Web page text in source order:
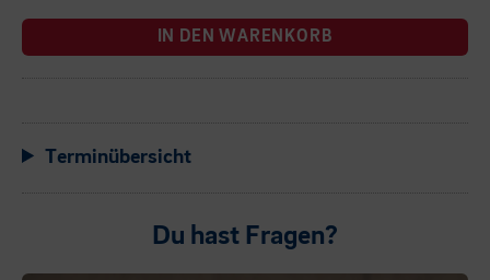
IN DEN WARENKORB
Terminübersicht
Du hast Fragen?